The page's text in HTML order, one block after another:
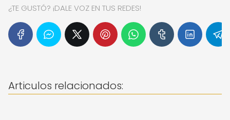
¿TE GUSTÓ? ¡DALE VOZ EN TUS REDES!
Articulos relacionados: